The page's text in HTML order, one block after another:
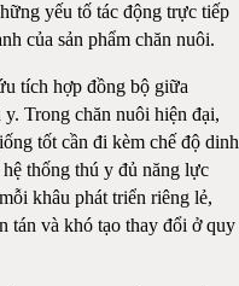
yếu tố tác động trực tiếp
của sản phẩm chăn nuôi.
tích hợp đồng bộ giữa
Trong chăn nuôi hiện đại,
tốt cần đi kèm chế độ dinh
thống thú y đủ năng lực
khâu phát triển riêng lẻ,
tán và khó tạo thay đổi ở quy